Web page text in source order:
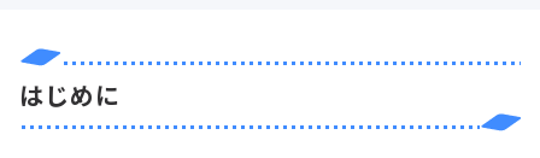
はじめに